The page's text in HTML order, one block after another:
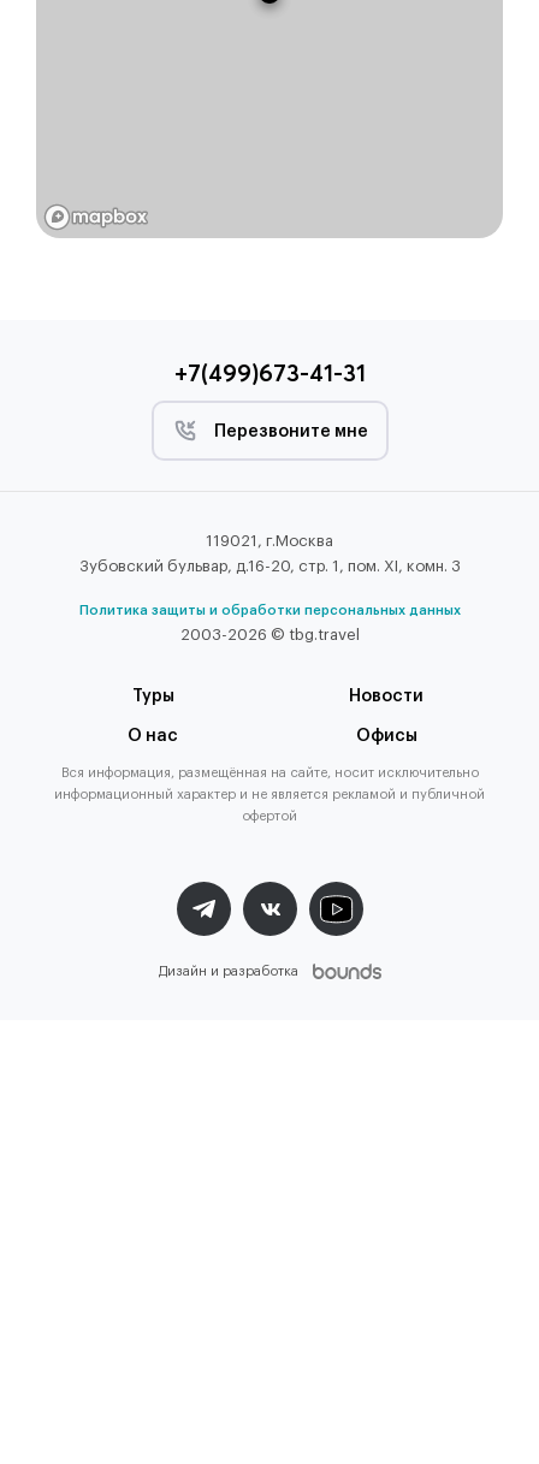
+7(499)673-41-31
Перезвоните мне
119021, г.Москва
Зубовский бульвар, д.16-20, стр. 1, пом. XI, комн. 3
Политика защиты и обработки персональных данных
2003-2026 © tbg.travel
Туры Новости
О нас Офисы
Вся информация, размещённая на сайте, носит исключительно
информационный характер и не является рекламой и публичной
офертой
Дизайн и разработка